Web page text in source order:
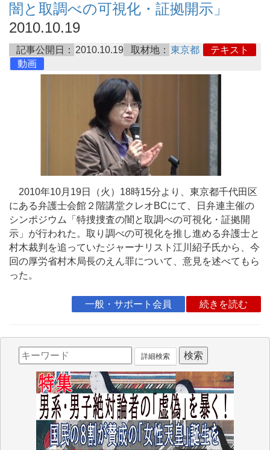
闇と取調べの可視化・証拠開示」
2010.10.19
記事公開日： 2010.10.19 取材地： 東京都
テキスト
動画
2010年10月19日（火）18時15分より、東京都千代田区
にある弁護士会館２階講堂クレオBCにて、日弁連主催の
シンポジウム「特捜捜査の闇と取調べの可視化・証拠開
示」が行われた。取り調べの可視化を推し進める弁護士と
村木裁判を追っていたジャーナリスト江川紹子氏から、今
回の厚労省村木局長のえん罪について、意見を述べてもら
った。
一般・サポート会員 続きを読む
詳細検索